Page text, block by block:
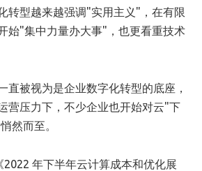
转型越来越强调"实用主义"，在有限
始"集中力量办大事"，也更看重技术
直被视为是企业数字化转型的底座，
营压力下，不少企业也开始对云"下
然而至。
年下半年云计算成本和优化展